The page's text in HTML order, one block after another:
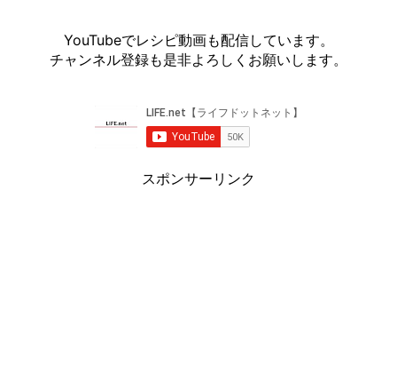
YouTubeでレシピ動画も配信しています。
チャンネル登録も是非よろしくお願いします。
スポンサーリンク